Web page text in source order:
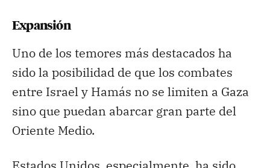
Expansión
Uno de los temores más destacados ha
sido la posibilidad de que los combates
entre Israel y Hamás no se limiten a Gaza
sino que puedan abarcar gran parte del
Oriente Medio.